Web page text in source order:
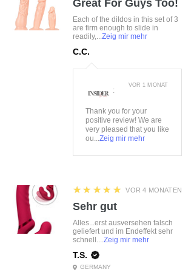
Great For Guys Too!
Each of the dildos in this set of 3
are firm enough to slide in
readily,...Zeig mir mehr
C.C.
:
Thank you for your
positive review! We are
very pleased that you like
ou...Zeig mir mehr
VOR 1 MONAT
VOR 4 MONATEN
5
★★★★★
Sehr gut
Alles...erst ausversehen falsch
geliefert und im Endeffekt sehr
schnell....Zeig mir mehr
T.S.
GERMANY